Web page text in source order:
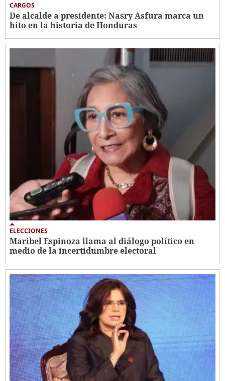
CARGOS
De alcalde a presidente: Nasry Asfura marca un
hito en la historia de Honduras
ELECCIONES
Maribel Espinoza llama al diálogo político en
medio de la incertidumbre electoral